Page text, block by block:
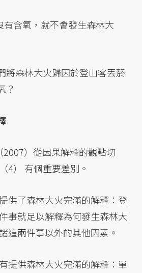
有含氧，就不會發生森林大
將森林大火歸因於登山客丟菸
？
）從因果解釋的觀點切
4） 有個重要差別。
供了森林大火完滿的解釋：登
事就足以解釋為何發生森林大
這兩件事以外的其他因素。
提供森林大火完滿的解釋：單